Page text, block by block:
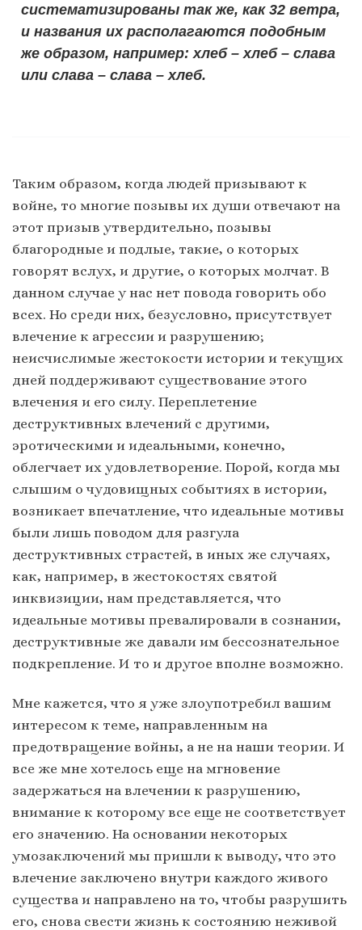
систематизированы так же, как 32 ветра,
и названия их располагаются подобным
же образом, например: хлеб – хлеб – слава
или слава – слава – хлеб.
Таким образом, когда людей призывают к
войне, то многие позывы их души отвечают на
этот призыв утвердительно, позывы
благородные и подлые, такие, о которых
говорят вслух, и другие, о которых молчат. В
данном случае у нас нет повода говорить обо
всех. Но среди них, безусловно, присутствует
влечение к агрессии и разрушению;
неисчислимые жестокости истории и текущих
дней поддерживают существование этого
влечения и его силу. Переплетение
деструктивных влечений с другими,
эротическими и идеальными, конечно,
облегчает их удовлетворение. Порой, когда мы
слышим о чудовищных событиях в истории,
возникает впечатление, что идеальные мотивы
были лишь поводом для разгула
деструктивных страстей, в иных же случаях,
как, например, в жестокостях святой
инквизиции, нам представляется, что
идеальные мотивы превалировали в сознании,
деструктивные же давали им бессознательное
подкрепление. И то и другое вполне возможно.
Мне кажется, что я уже злоупотребил вашим
интересом к теме, направленным на
предотвращение войны, а не на наши теории. И
все же мне хотелось еще на мгновение
задержаться на влечении к разрушению,
внимание к которому все еще не соответствует
его значению. На основании некоторых
умозаключений мы пришли к выводу, что это
влечение заключено внутри каждого живого
существа и направлено на то, чтобы разрушить
его, снова свести жизнь к состоянию неживой